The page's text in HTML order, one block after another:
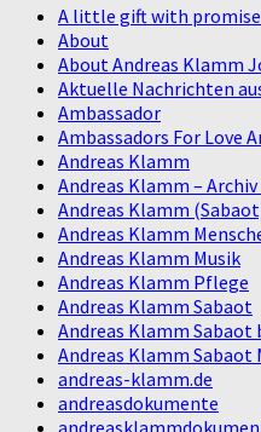
A little gift with
About
About Andreas Klamm
Aktuelle Nachrichten
Ambassador
Ambassadors For Love
Andreas Klamm
Andreas Klamm – Archiv
Andreas Klamm
Andreas Klamm
Andreas Klamm Musik
Andreas Klamm Pflege
Andreas Klamm Sabaot
Andreas Klamm
Andreas Klamm Sabaot
andreas-klamm.de
andreasdokumente